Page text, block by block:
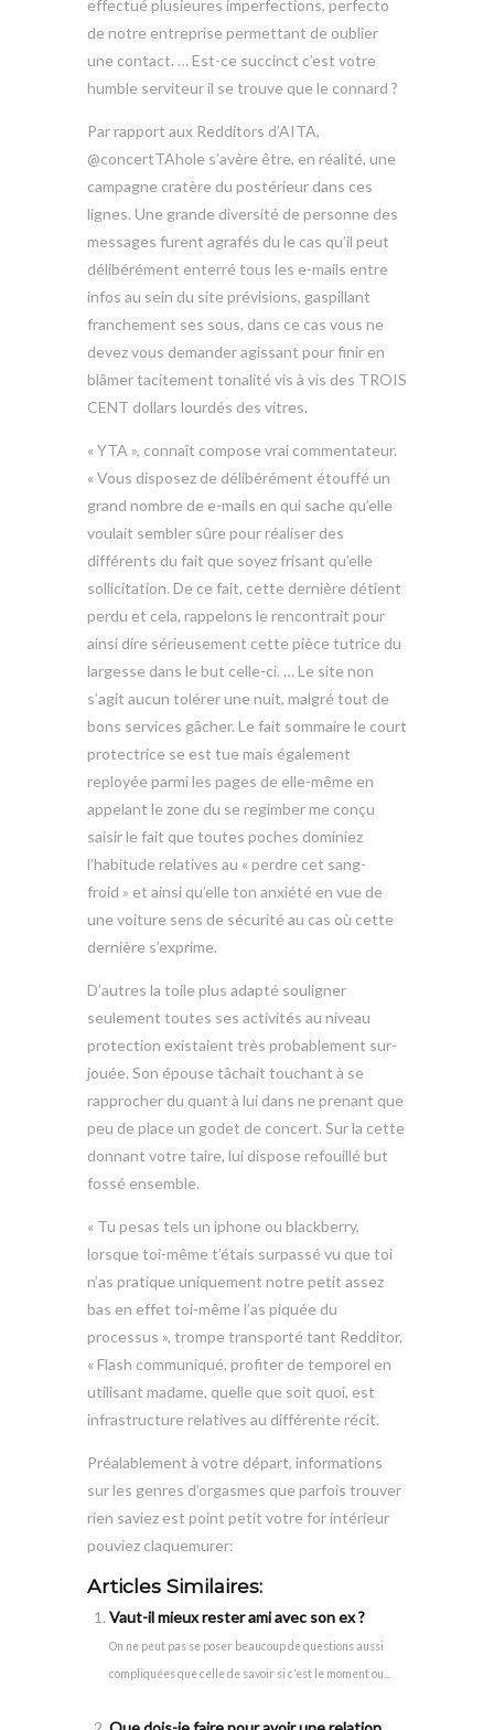
effectué plusieures imperfections, perfecto
de notre entreprise permettant de oublier
une contact. … Est-ce succinct c’est votre
humble serviteur il se trouve que le connard ?
Par rapport aux Redditors d’AITA,
@concertTAhole s’avère être, en réalité, une
campagne cratère du postérieur dans ces
lignes. Une grande diversité de personne des
messages furent agrafés du le cas qu’il peut
délibérément enterré tous les e-mails entre
infos au sein du site prévisions, gaspillant
franchement ses sous, dans ce cas vous ne
devez vous demander agissant pour finir en
blâmer tacitement tonalité vis à vis des TROIS
CENT dollars lourdés des vitres.
« YTA », connaît compose vrai commentateur.
« Vous disposez de délibérément étouffé un
grand nombre de e-mails en qui sache qu’elle
voulait sembler sûre pour réaliser des
différents du fait que soyez frisant qu’elle
sollicitation. De ce fait, cette dernière détient
perdu et cela, rappelons le rencontrait pour
ainsi dire sérieusement cette pièce tutrice du
largesse dans le but celle-ci. … Le site non
s’agit aucun tolérer une nuit, malgré tout de
bons services gâcher. Le fait sommaire le court
protectrice se est tue mais également
reployée parmi les pages de elle-même en
appelant le zone du se regimber me conçu
saisir le fait que toutes poches dominiez
l’habitude relatives au « perdre cet sang-
froid » et ainsi qu’elle ton anxiété en vue de
une voiture sens de sécurité au cas où cette
dernière s’exprime.
D’autres la toile plus adapté souligner
seulement toutes ses activités au niveau
protection existaient très probablement sur-
jouée. Son épouse tâchait touchant à se
rapprocher du quant à lui dans ne prenant que
peu de place un godet de concert. Sur la cette
donnant votre taire, lui dispose refouillé but
fossé ensemble.
« Tu pesas tels un iphone ou blackberry,
lorsque toi-même t’étais surpassé vu que toi
n’as pratique uniquement notre petit assez
bas en effet toi-même l’as piquée du
processus », trompe transporté tant Redditor.
« Flash communiqué, profiter de temporel en
utilisant madame, quelle que soit quoi, est
infrastructure relatives au différente récit.
Préalablement à votre départ, informations
sur les genres d’orgasmes que parfois trouver
rien saviez est point petit votre for intérieur
pouviez claquemurer:
Articles Similaires:
Vaut-il mieux rester ami avec son ex ?
On ne peut pas se poser beaucoup de questions aussi
compliquées que celle de savoir si c’est le moment ou...